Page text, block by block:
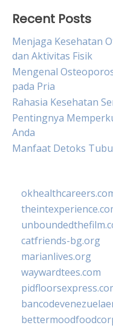
Recent Posts
Menjaga Kesehatan
dan Aktivitas Fisik
Mengenal
pada Pria
Rahasia Kesehatan
Pentingnya
Anda
Manfaat Detoks
catfriends-bg.org
marianlives.org
waywardtees.com